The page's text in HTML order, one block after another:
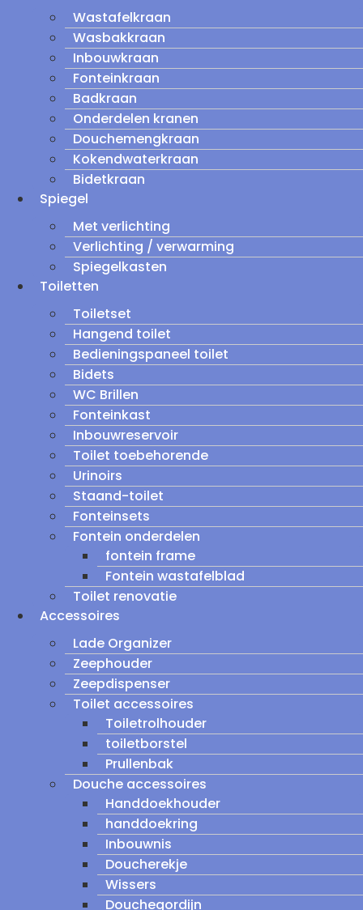
Wastafelkraan
Wasbakkraan
Inbouwkraan
Fonteinkraan
Badkraan
Onderdelen kranen
Douchemengkraan
Kokendwaterkraan
Bidetkraan
Spiegel
Met verlichting
Verlichting / verwarming
Spiegelkasten
Toiletten
Toiletset
Hangend toilet
Bedieningspaneel toilet
Bidets
WC Brillen
Fonteinkast
Inbouwreservoir
Toilet toebehorende
Urinoirs
Staand-toilet
Fonteinsets
Fontein onderdelen
fontein frame
Fontein wastafelblad
Toilet renovatie
Accessoires
Lade Organizer
Zeephouder
Zeepdispenser
Toilet accessoires
Toiletrolhouder
toiletborstel
Prullenbak
Douche accessoires
Handdoekhouder
handdoekring
Inbouwnis
Doucherekje
Wissers
Douchegordijn